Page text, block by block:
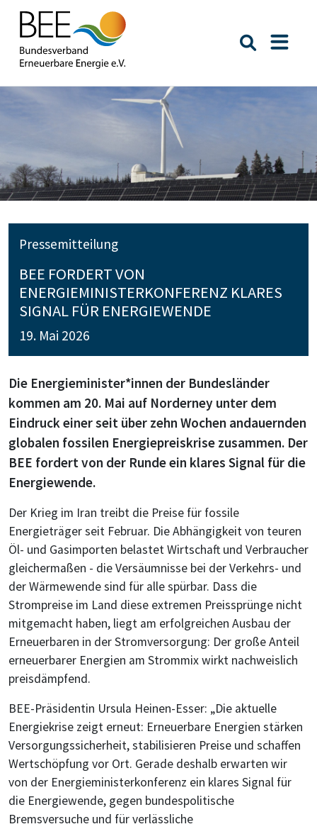
Suche
Pressemitteilung
BEE FORDERT VON
ENERGIEMINISTERKONFERENZ KLARES
SIGNAL FÜR ENERGIEWENDE
19. Mai 2026
Die Energieminister*innen der Bundesländer
kommen am 20. Mai auf Norderney unter dem
Eindruck einer seit über zehn Wochen andauernden
globalen fossilen Energiepreiskrise zusammen. Der
BEE fordert von der Runde ein klares Signal für die
Energiewende.
Der Krieg im Iran treibt die Preise für fossile
Energieträger seit Februar. Die Abhängigkeit von teuren
Öl- und Gasimporten belastet Wirtschaft und Verbraucher
gleichermaßen - die Versäumnisse bei der Verkehrs- und
der Wärmewende sind für alle spürbar. Dass die
Strompreise im Land diese extremen Preissprünge nicht
mitgemacht haben, liegt am erfolgreichen Ausbau der
Erneuerbaren in der Stromversorgung: Der große Anteil
erneuerbarer Energien am Strommix wirkt nachweislich
preisdämpfend.
BEE-Präsidentin Ursula Heinen-Esser: „Die aktuelle
Energiekrise zeigt erneut: Erneuerbare Energien stärken
Versorgungssicherheit, stabilisieren Preise und schaffen
Wertschöpfung vor Ort. Gerade deshalb erwarten wir
von der Energieministerkonferenz ein klares Signal für
die Energiewende, gegen bundespolitische
Bremsversuche und für verlässliche